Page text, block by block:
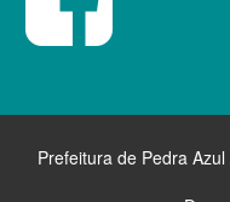
Prefeitura de Pedra